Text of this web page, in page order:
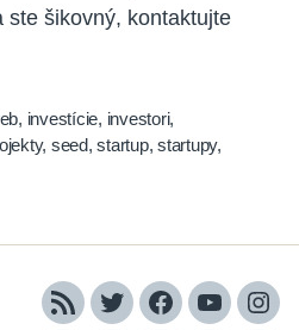
ste šikovný, kontaktujte
, investície, investori,
, seed,startup,startupy,
RSS TwitterFacebook
YouTube